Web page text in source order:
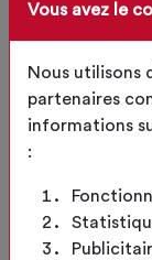
Vous avez le
Nous utilisons
partenaires
informations
:
permettent :
en suivant
d’assurer
sur le site ;
champs
change de
en